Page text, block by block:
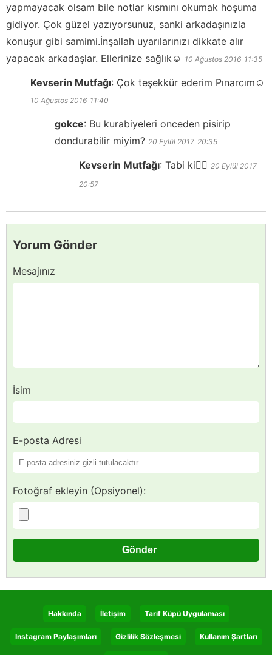
yapmayacak olsam bile notlar kısmını okumak hoşuma
gidiyor. Çok güzel yazıyorsunuz, sanki arkadaşınızla
konuşur gibi samimi.İnşallah uyarılarınızı dikkate alır
yapacak arkadaşlar. Ellerinize sağlık☺️ 10 Ağustos 2016 11:35
Kevserin Mutfağı: Çok teşekkür ederim Pınarcım☺️
10 Ağustos 2016 11:40
gokce: Bu kurabiyeleri onceden pisirip
dondurabilir miyim? 20 Eylül 2017 20:35
Kevserin Mutfağı: Tabi ki👍🏻 20 Eylül 2017
20:57
Yorum Gönder
Mesajınız
İsim
E-posta Adresi
Fotoğraf ekleyin (Opsiyonel):
Hakkında İletişim Tarif Küpü Uygulaması
Instagram Paylaşımları Gizlilik Sözleşmesi Kullanım Şartları